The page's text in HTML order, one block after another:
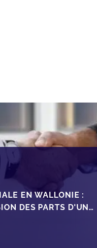
EN WALLONIE :
DES PARTS D'UNE